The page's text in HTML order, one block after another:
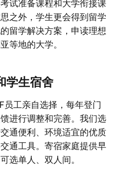
试准备课程和大学衔接课
之外，学生更会得到留学
留学解决方案，申读理想
等地的大学。
学生宿舍
员工亲自选择，每年登门
进行调整和完善。我们选
通便利、环境适宜的优质
通工具。寄宿家庭提供早
选单人、双人间。